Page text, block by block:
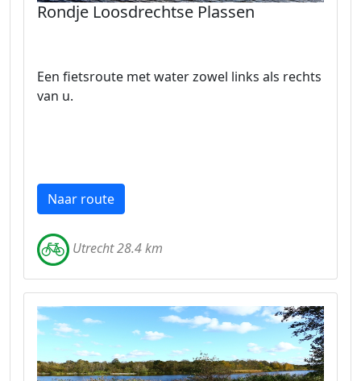
Rondje Loosdrechtse Plassen
Een fietsroute met water zowel links als rechts
van u.
Naar route
Utrecht 28.4 km